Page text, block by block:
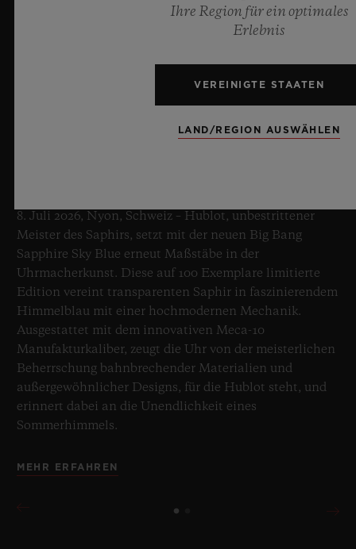
8. Juli 2026, Nyon, Schweiz – Hublot, unbestrittener
Meister des Saphirs, setzt mit der neuen Big Bang
Sapphire Sky Blue erneut Maßstäbe in der
Uhrmacherkunst. Diese auf 100 Exemplare limitierte
Edition vereint transparenten Saphir in faszinierendem
Himmelblau mit einer hochmodernen Mechanik.
Ausgestattet mit dem innovativen Meca-10
Manufakturkaliber, zeugt die Uhr von der meisterlichen
Beherrschung bahnbrechender Materialien und
außergewöhnlicher Designs, für die Hublot steht, und
erinnert dabei an die Unendlichkeit eines
Sommerhimmels.
MEHR ERFAHREN
Ihre Region für ein optimales
Erlebnis
VEREINIGTE STAATEN
LAND/REGION AUSWÄHLEN